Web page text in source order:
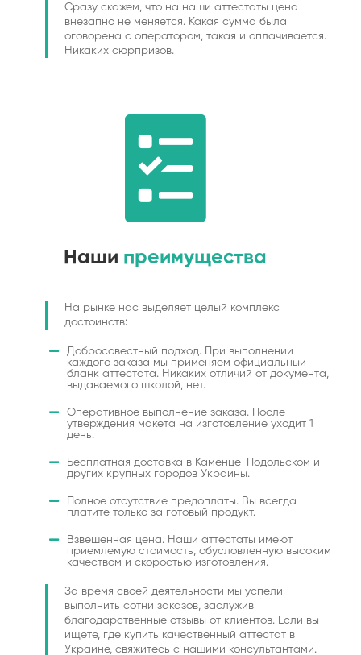
Сразу скажем, что на наши аттестаты цена
внезапно не меняется. Какая сумма была
оговорена с оператором, такая и оплачивается.
Никаких сюрпризов.
Наши преимущества
На рынке нас выделяет целый комплекс
достоинств:
Добросовестный подход. При выполнении
каждого заказа мы применяем официальный
бланк аттестата. Никаких отличий от документа,
выдаваемого школой, нет.
Оперативное выполнение заказа. После
утверждения макета на изготовление уходит 1
день.
Бесплатная доставка в Каменце-Подольском и
других крупных городов Украины.
Полное отсутствие предоплаты. Вы всегда
платите только за готовый продукт.
Взвешенная цена. Наши аттестаты имеют
приемлемую стоимость, обусловленную высоким
качеством и скоростью изготовления.
За время своей деятельности мы успели
выполнить сотни заказов, заслужив
благодарственные отзывы от клиентов. Если вы
ищете, где купить качественный аттестат в
Украине, свяжитесь с нашими консультантами.